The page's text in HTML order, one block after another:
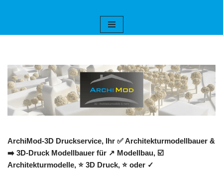
ArchiMod-3D Druckservice, Ihr ✅ Architekturmodellbauer &
➡️ 3D-Druck Modellbauer für ↗️ Modellbau, ☑️
Architekturmodelle, ⭐ 3D Druck, ⭐ oder ✓